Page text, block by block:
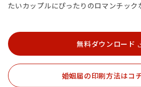
たいカップルにぴったりのロマンチック
無料ダウンロード
婚姻届の印刷方法はコ